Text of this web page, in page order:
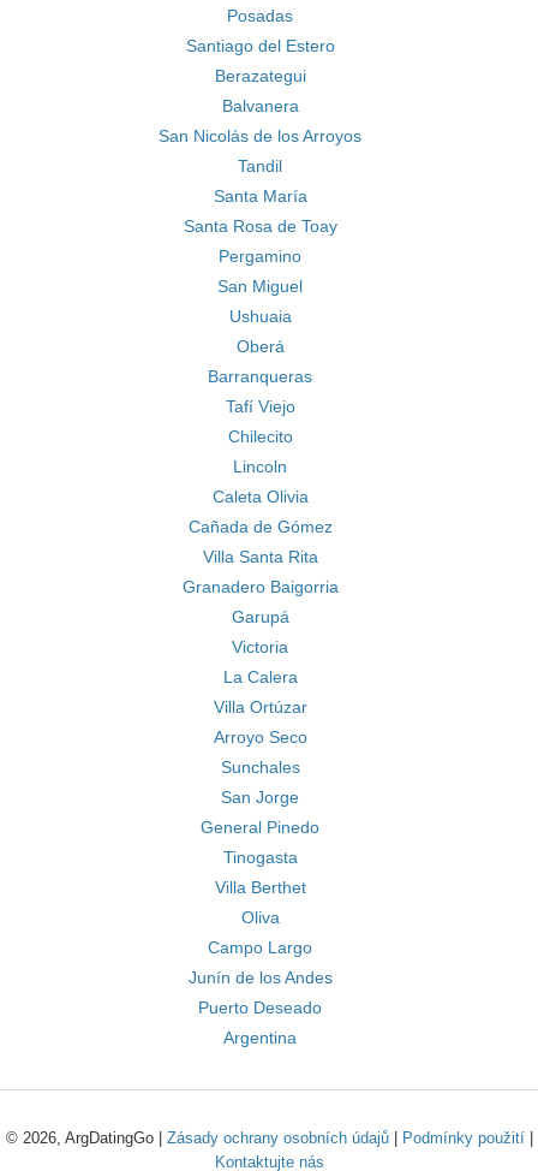
Posadas
Santiago del Estero
Berazategui
Balvanera
San Nicolás de los Arroyos
Tandil
Santa María
Santa Rosa de Toay
Pergamino
San Miguel
Ushuaia
Oberá
Barranqueras
Tafí Viejo
Chilecito
Lincoln
Caleta Olivia
Cañada de Gómez
Villa Santa Rita
Granadero Baigorria
Garupá
Victoria
La Calera
Villa Ortúzar
Arroyo Seco
Sunchales
San Jorge
General Pinedo
Tinogasta
Villa Berthet
Oliva
Campo Largo
Junín de los Andes
Puerto Deseado
Argentina
© 2026, ArgDatingGo | Zásady ochrany osobních údajů| Podmínky použití|
Kontaktujte nás